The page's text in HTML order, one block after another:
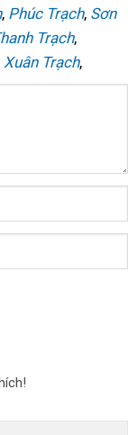
, Phúc Trạch, Sơn
Trạch,
Xuân Trạch,